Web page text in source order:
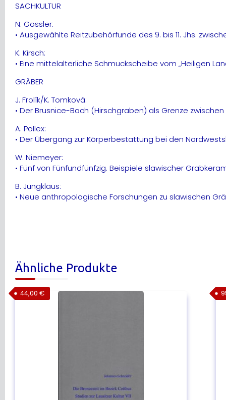
SACHKULTUR
N. Gossler:
• Ausgewählte Reitzubehörfunde des 9. bis 11. Jhs.
K. Kirsch:
• Eine mittelalterliche Schmuckscheibe vom „Heiligen
GRÄBER
J. Frolík/K. Tomková:
• Der Brusnice-Bach (Hirschgraben) als Grenze
A. Pollex:
• Der Übergang zur Körperbestattung bei den
W. Niemeyer:
• Fünf von Fünfundfünfzig. Beispiele slawischer
B. Jungklaus:
• Neue anthropologische Forschungen zu slawischen
Ähnliche Produkte
44,00 €